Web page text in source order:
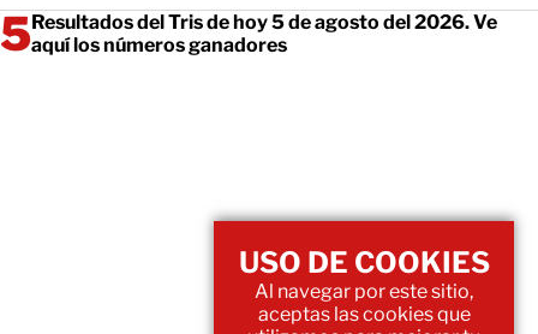
Resultados del Tris de hoy 5 de agosto del 2026. Ve
aquí los números ganadores
USO DE COOKIES
Al navegar por este sitio,
aceptas las cookies que